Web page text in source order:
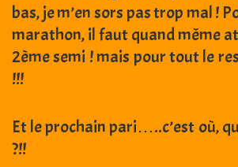
bas, je m’en sors pas trop mal !
marathon, il faut quand même
2ème semi ! mais pour tout le
!!!
Et le prochain pari…..c’est où,
?!!